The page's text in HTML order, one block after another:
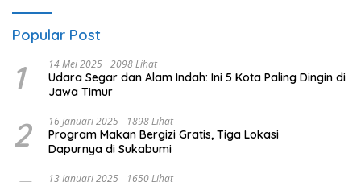
Popular Post
1 14 Mei 2025 2098 Lihat
Udara Segar dan Alam Indah: Ini 5 Kota Paling Dingin di
Jawa Timur
2 16 Januari 2025 1898 Lihat
Program Makan Bergizi Gratis, Tiga Lokasi
Dapurnya di Sukabumi
13 Januari 2025 1650 Lihat